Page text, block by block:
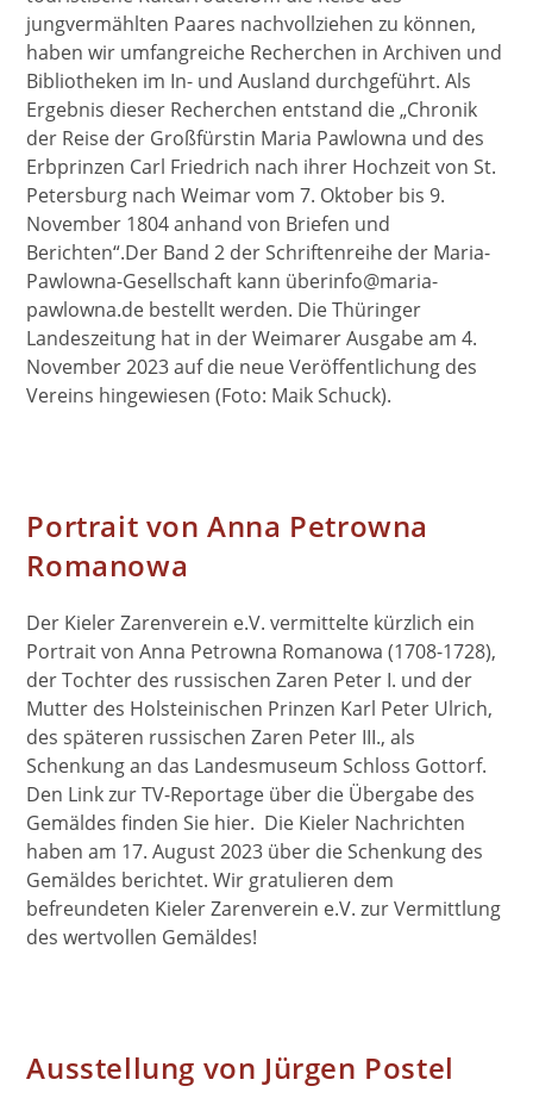
jungvermählten Paares nachvollziehen zu können,
haben wir umfangreiche Recherchen in Archiven und
Bibliotheken im In- und Ausland durchgeführt. Als
Ergebnis dieser Recherchen entstand die „Chronik
der Reise der Großfürstin Maria Pawlowna und des
Erbprinzen Carl Friedrich nach ihrer Hochzeit von St.
Petersburg nach Weimar vom 7. Oktober bis 9.
November 1804 anhand von Briefen und
Berichten“.Der Band 2 der Schriftenreihe der Maria-
Pawlowna-Gesellschaft kann überinfo@maria-
pawlowna.de bestellt werden. Die Thüringer
Landeszeitung hat in der Weimarer Ausgabe am 4.
November 2023 auf die neue Veröffentlichung des
Vereins hingewiesen (Foto: Maik Schuck).
Portrait von Anna Petrowna
Romanowa
Der Kieler Zarenverein e.V. vermittelte kürzlich ein
Portrait von Anna Petrowna Romanowa (1708-1728),
der Tochter des russischen Zaren Peter I. und der
Mutter des Holsteinischen Prinzen Karl Peter Ulrich,
des späteren russischen Zaren Peter III., als
Schenkung an das Landesmuseum Schloss Gottorf.
Den Link zur TV-Reportage über die Übergabe des
Gemäldes finden Sie hier. Die Kieler Nachrichten
haben am 17. August 2023 über die Schenkung des
Gemäldes berichtet. Wir gratulieren dem
befreundeten Kieler Zarenverein e.V. zur Vermittlung
des wertvollen Gemäldes!
Ausstellung von Jürgen Postel